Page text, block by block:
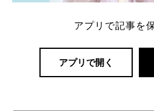
アプリで記事を
アプリで開く